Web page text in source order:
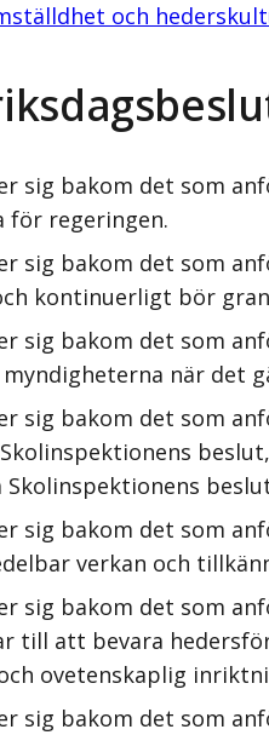
och
sig bakom det som
för regeringen.
sig bakom det som
kontinuerligt bör
sig bakom det som
myndigheterna när det
sig bakom det som
sig bakom det som
verkan och
sig bakom det som
till att bevara
ovetenskaplig
sig bakom det som